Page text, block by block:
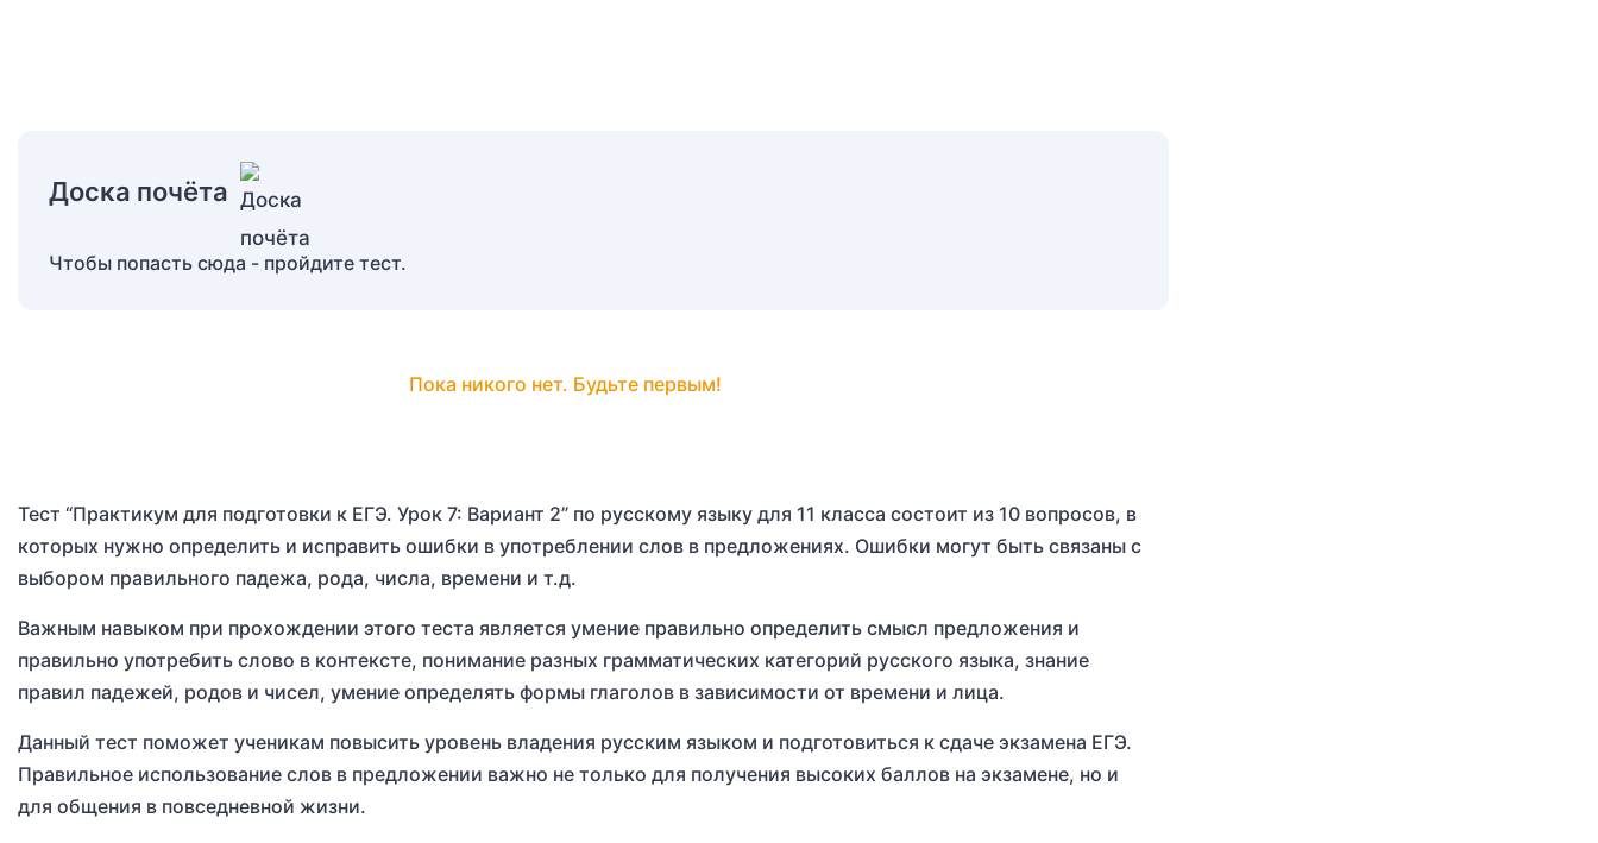
Доска почёта
Чтобы попасть сюда - пройдите тест.
Пока никого нет. Будьте первым!
Тест “Практикум для подготовки к ЕГЭ. Урок 7: Вариант 2” по русскому языку для 11 класса состоит из 10 вопросов, в
которых нужно определить и исправить ошибки в употреблении слов в предложениях. Ошибки могут быть связаны с
выбором правильного падежа, рода, числа, времени и т.д.
Важным навыком при прохождении этого теста является умение правильно определить смысл предложения и
правильно употребить слово в контексте, понимание разных грамматических категорий русского языка, знание
правил падежей, родов и чисел, умение определять формы глаголов в зависимости от времени и лица.
Данный тест поможет ученикам повысить уровень владения русским языком и подготовиться к сдаче экзамена ЕГЭ.
Правильное использование слов в предложении важно не только для получения высоких баллов на экзамене, но и
для общения в повседневной жизни.